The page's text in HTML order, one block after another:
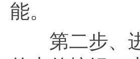
能。
第二步、进